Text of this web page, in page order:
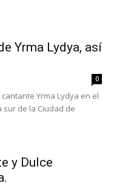
Yrma Lydya, así
0
Yrma Lydya en el
de la Ciudad de
y Dulce